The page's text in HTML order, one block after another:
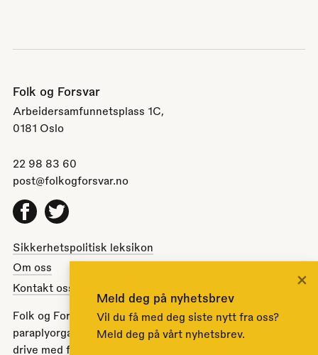
Folk og Forsvar
Arbeidersamfunnetsplass 1C,
0181 Oslo
22 98 83 60
post@folkogforsvar.no
Facebook
Twitter
Sikkerhetspolitisk leksikon
Om oss
Kontakt oss
Folk og Forsvar er en partipolitisk nøytral
paraplyorganisasjon opprettet av Stortinget i 1951 for å
drive med folkeopplysning om norsk sikkerhets- og
Meld deg på nyhetsbrev
Vil du få med deg siste nytt fra oss?
Meld deg på vårt nyhetsbrev.
×